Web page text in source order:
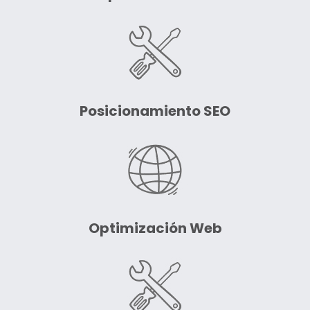
Posicionamiento SEO
Optimización Web